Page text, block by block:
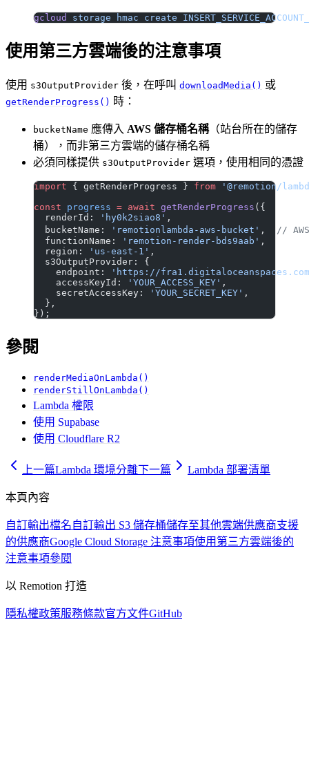
gcloud storage hmac create
使用第三方雲端後的注意事項
使用 s3OutputProvider 後，在呼叫 downloadMedia() 或
getRenderProgress() 時：
bucketName 應傳入 AWS 儲存桶名稱（站台所在的儲存
桶），而非第三方雲端的儲存桶名稱
必須同樣提供 s3OutputProvider 選項，使用相同的憑證
import { getRenderProgress } from '@remotion/
const progress = await getRenderProgress ({
  renderId:
'hy0k2siao8' ,
  bucketName:
'remotionlambda-aws-bucket' ,
//
  functionName:
'remotion-render-bds9aab' ,
  region:
'us-east-1' ,
  s3OutputProvider: {
    endpoint:
'https://
    accessKeyId:
'YOUR_ACCESS_KEY' ,
    secretAccessKey:
'YOUR_SECRET_KEY' ,
  },
});
參閱
renderMediaOnLambda()
renderStillOnLambda()
Lambda 權限
使用 Supabase
使用 Cloudflare R2
上一篇Lambda 環境分離下一篇 Lambda 部署清單
本頁內容
自訂輸出檔名自訂輸出 S3 儲存桶儲存至其他雲端供應商支援
的供應商Google Cloud Storage 注意事項使用第三方雲端後的
注意事項參閱
以 Remotion 打造
隱私權政策服務條款官方文件GitHub